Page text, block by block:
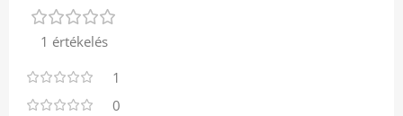
1 értékelés
1
0